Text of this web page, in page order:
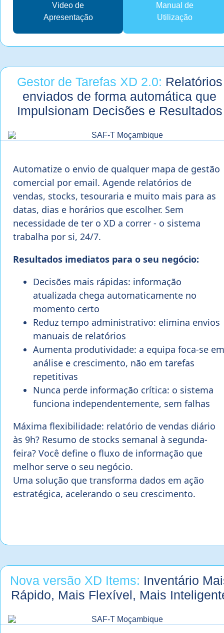
Video de
Apresentação
Manual de
Utilização
Gestor de Tarefas XD 2.0: Relatórios
enviados de forma automática que
Impulsionam Decisões e Resultados
Automatize o envio de qualquer mapa de gestão
comercial por email. Agende relatórios de
vendas, stocks, tesouraria e muito mais para as
datas, dias e horários que escolher. Sem
necessidade de ter o XD a correr - o sistema
trabalha por si, 24/7.
Resultados imediatos para o seu negócio:
Decisões mais rápidas: informação
atualizada chega automaticamente no
momento certo
Reduz tempo administrativo: elimina envios
manuais de relatórios
Aumenta produtividade: a equipa foca-se em
análise e crescimento, não em tarefas
repetitivas
Nunca perde informação crítica: o sistema
funciona independentemente, sem falhas
Máxima flexibilidade: relatório de vendas diário
às 9h? Resumo de stocks semanal à segunda-
feira? Você define o fluxo de informação que
melhor serve o seu negócio.
Uma solução que transforma dados em ação
estratégica, acelerando o seu crescimento.
Nova versão XD Items: Inventário
Rápido, Mais Flexível, Mais